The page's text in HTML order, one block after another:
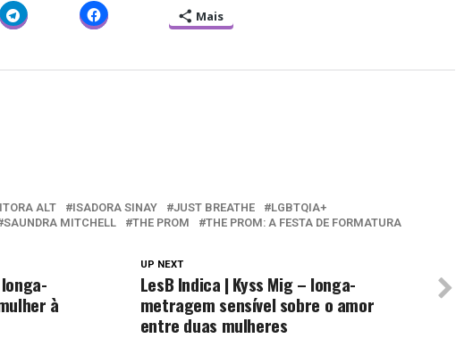
Mais
ALT ISADORA SINAY JUST BREATHE
LGBTQIA+
SAUNDRA MITCHELL THE PROM THE PROM: A FESTA DE FORMATURA
UP NEXT
LesB Indica | Kyss Mig – longa-
metragem sensível sobre o amor
entre duas mulheres
à